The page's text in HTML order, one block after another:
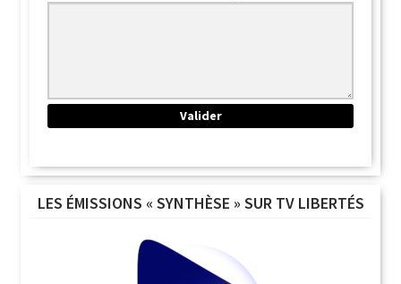
LES ÉMISSIONS « SYNTHÈSE » SUR TV LIBERTÉS